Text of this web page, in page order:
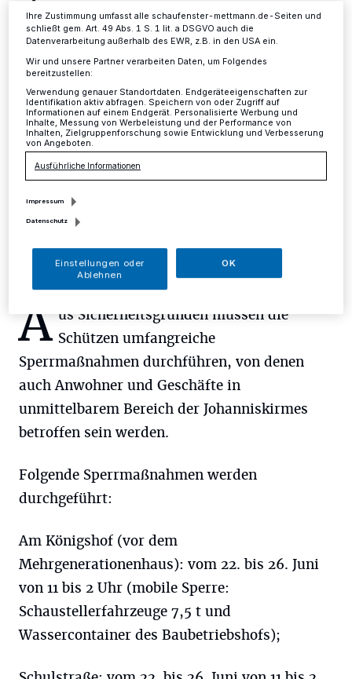
Schützenfest und Kirmes
Mettmann·Vom 22. bis zum 26. Juni feiert die St.
Sebastianus Schützenbruderschaft ihr Schützenfest.
Dazu findet vom 22. bis zum 25. Juni die traditionelle
Johanniskirmes statt.
15.06.2018 , 13:08 Uhr
A us Sicherheitsgründen müssen die
Schützen umfangreiche
Sperrmaßnahmen durchführen, von denen
auch Anwohner und Geschäfte in
unmittelbarem Bereich der Johanniskirmes
betroffen sein werden.
Folgende Sperrmaßnahmen werden
durchgeführt:
Am Königshof (vor dem
Mehrgenerationenhaus): vom 22. bis 26. Juni
von 11 bis 2 Uhr (mobile Sperre:
Schaustellerfahrzeuge 7,5 t und
Wassercontainer des Baubetriebshofs);
Ihre Zustimmung umfasst alle schaufenster-mettmann.de-Seiten und
schließt gem. Art. 49 Abs. 1 S. 1 lit. a DSGVO auch die
Datenverarbeitung außerhalb des EWR, z.B. in den USA ein.
Wir und unsere Partner verarbeiten Daten, um Folgendes
bereitzustellen:
Verwendung genauer Standortdaten. Endgeräteeigenschaften zur
Identifikation aktiv abfragen. Speichern von oder Zugriff auf
Informationen auf einem Endgerät. Personalisierte Werbung und
Inhalte, Messung von Werbeleistung und der Performance von
Inhalten, Zielgruppenforschung sowie Entwicklung und Verbesserung
von Angeboten.
Ausführliche Informationen
Impressum
Datenschutz
Einstellungen oder
Ablehnen
OK